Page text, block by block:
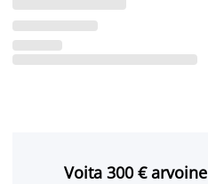
Voita 300 €